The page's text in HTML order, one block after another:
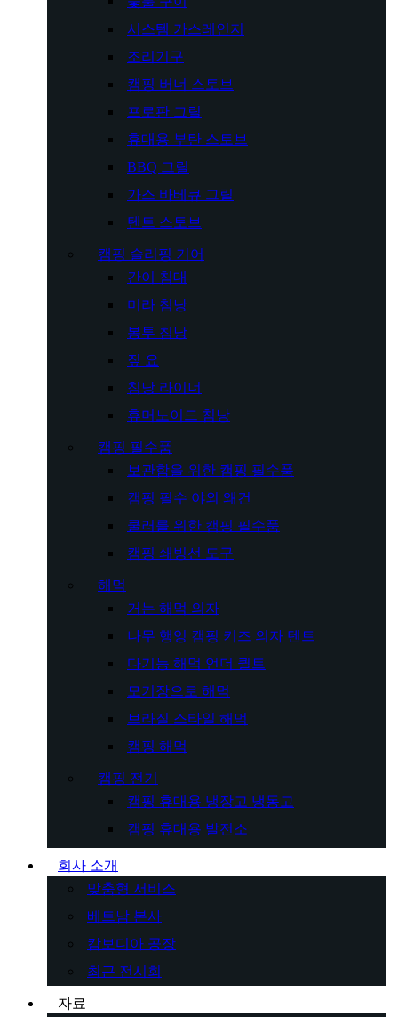
시스템 가스레인지
조리기구
캠핑 버너 스토브
프로판 그릴
휴대용 부탄 스토브
BBQ 그릴
가스 바베큐 그릴
텐트 스토브
캠핑 슬리핑 기어
간이 침대
미라 침낭
봉투 침낭
짚 요
침낭 라이너
휴머노이드 침낭
캠핑 필수품
보관함을 위한 캠핑 필수품
캠핑 필수 야외 왜건
쿨러를 위한 캠핑 필수품
캠핑 쇄빙선 도구
해먹
거는 해먹 의자
나무 행잉 캠핑 키즈 의자 텐트
다기능 해먹 언더 퀼트
모기장으로 해먹
브라질 스타일 해먹
캠핑 해먹
캠핑 전기
캠핑 휴대용 냉장고 냉동고
캠핑 휴대용 발전소
회사 소개
맞춤형 서비스
베트남 본사
캄보디아 공장
최근 전시회
자료